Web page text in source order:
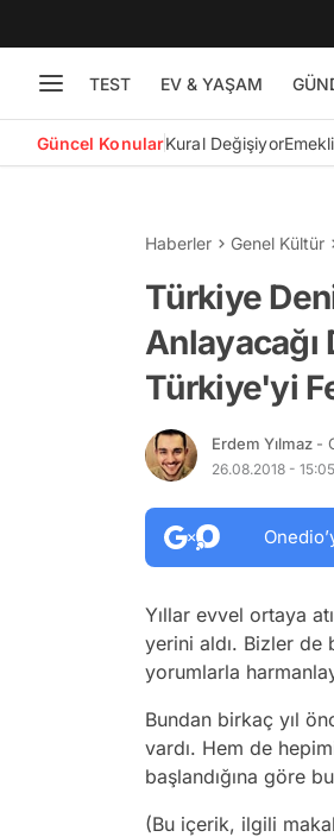
TEST EV & YAŞAM
Güncel KonularKural Değişiyor
Haberler Genel Kültür
Türkiye
Anlayacağı
Türkiye'yi
Erdem Yılmaz -
26.08.2018 - 15:05
Yıllar evvel ortaya
yerini aldı. Bizler de
yorumlarla
Bundan birkaç yıl
vardı. Hem de
başlandığına göre
(Bu içerik, ilgili